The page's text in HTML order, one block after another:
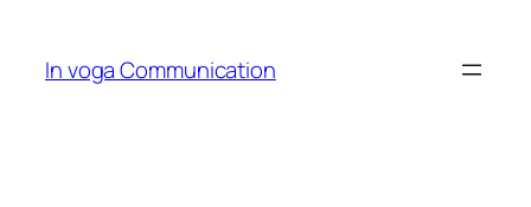
content
In voga Communication